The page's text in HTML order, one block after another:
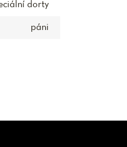
dorty
páni